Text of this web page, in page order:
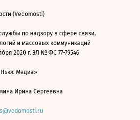
(Vedomosti)
по надзору в сфере связи,
и массовых коммуникаций
2020 г. ЭЛ № ФС 77-79546
Ньюс Медиа»
Ирина Сергеевна